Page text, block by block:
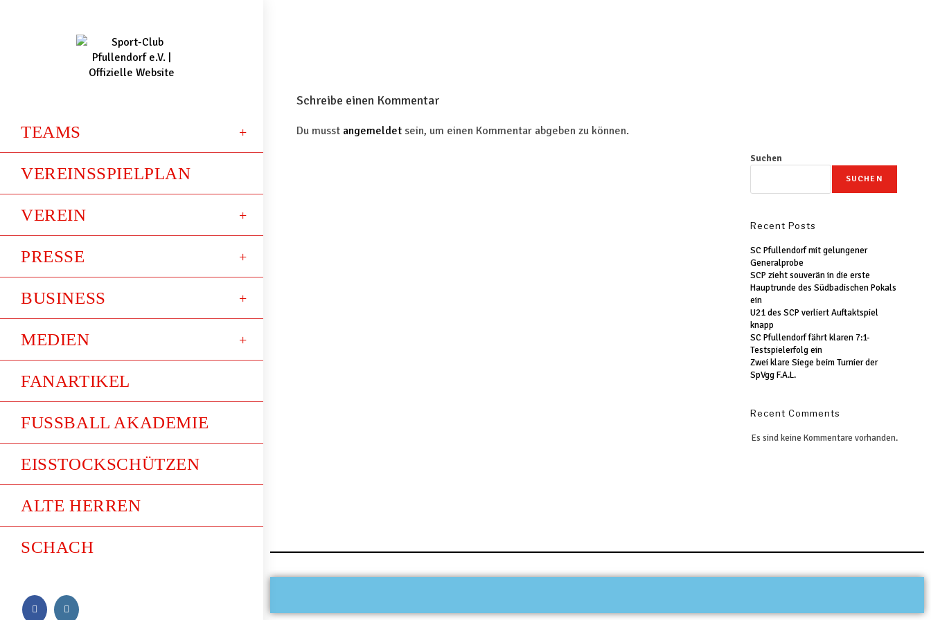
TEAMS
VEREINSSPIELPLAN
VEREIN
PRESSE
BUSINESS
MEDIEN
FANARTIKEL
FUSSBALL AKADEMIE
EISSTOCKSCHÜTZEN
ALTE HERREN
SCHACH
Schreibe einen Kommentar
Du musst angemeldet sein, um einen Kommentar abgeben zu können.
Suchen
SUCHEN
Recent Posts
SC Pfullendorf mit gelungener
Generalprobe
SCP zieht souverän in die erste
Hauptrunde des Südbadischen Pokals
ein
U21 des SCP verliert Auftaktspiel
knapp
SC Pfullendorf fährt klaren 7:1-
Testspielerfolg ein
Zwei klare Siege beim Turnier der
SpVgg F.A.L.
Recent Comments
Es sind keine Kommentare vorhanden.